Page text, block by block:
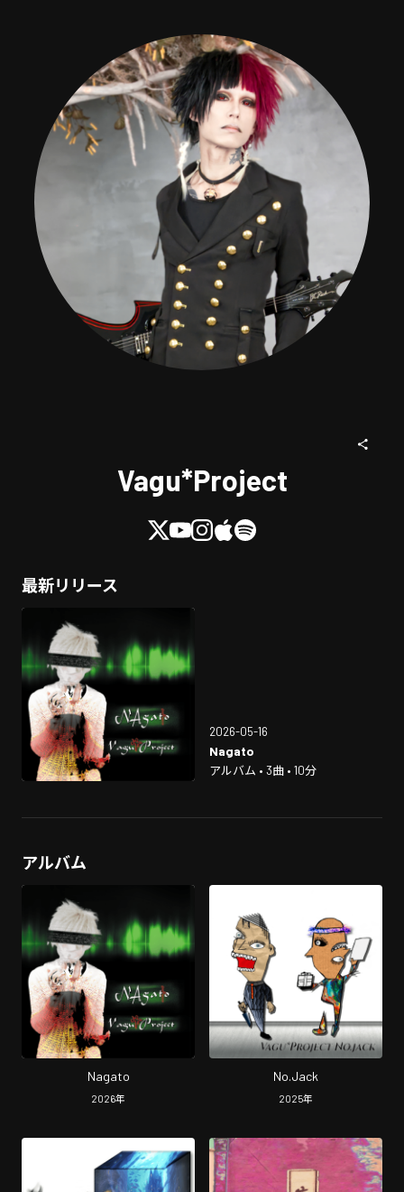
Vagu*Project
最新リリース
2026-05-16
Nagato
アルバム • 3曲 • 10分
アルバム
Nagato
2026年
No.Jack
2025年